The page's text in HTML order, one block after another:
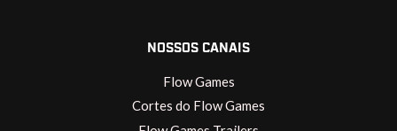
NOSSOS CANAIS
Flow Games
Cortes do Flow Games